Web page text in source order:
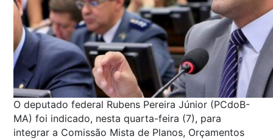
O deputado federal Rubens Pereira Júnior (PCdoB-
MA) foi indicado, nesta quarta-feira (7), para
integrar a Comissão Mista de Planos, Orçamentos